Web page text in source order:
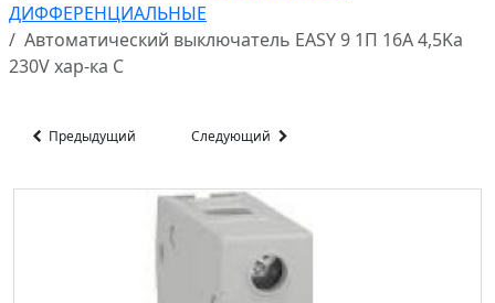
ДИФФЕРЕНЦИАЛЬНЫЕ
Автоматический выключатель EASY 9 1П 16A 4,5Ka
230V хар-ка С
Предыдущий Следующий